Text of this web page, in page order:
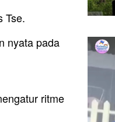
Tse.
nyata pada
ritme